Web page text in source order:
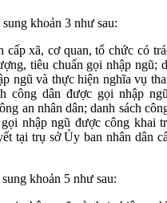
khoản 3 như sau:
cấp xã, cơ quan, tổ chức có
tiêu chuẩn gọi nhập ngũ;
ngũ và thực hiện nghĩa vụ
công dân được gọi nhập
an nhân dân; danh sách
nhập ngũ được công khai
tại trụ sở Ủy ban nhân dân
khoản 5 như sau: